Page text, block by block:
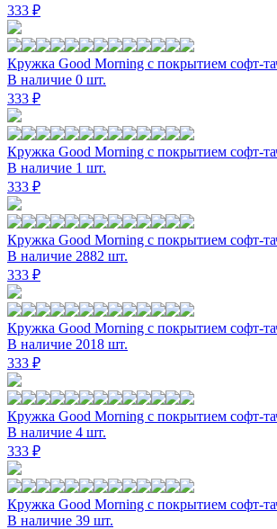
333 ₽
Кружка Good Morning с покрытием софт-
В наличие 0 шт.
333 ₽
Кружка Good Morning с покрытием софт-
В наличие 1 шт.
333 ₽
Кружка Good Morning с покрытием софт-
В наличие 2882 шт.
333 ₽
Кружка Good Morning с покрытием софт-
В наличие 2018 шт.
333 ₽
Кружка Good Morning с покрытием софт-
В наличие 4 шт.
333 ₽
Кружка Good Morning с покрытием софт-
В наличие 39 шт.